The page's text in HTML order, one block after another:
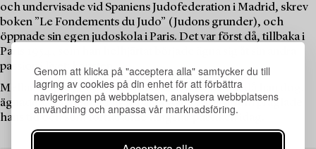
Genom att klicka på "acceptera alla" samtycker du till
lagring av cookies på din enhet för att förbättra
navigeringen på webbplatsen, analysera webbplatsens
användning och anpassa vår marknadsföring.
och undervisade vid Spaniens Judofederation i Madrid, skrev
boken ”Le Fondements du Judo” (Judons grunder), och
öppnade sin egen judoskola i Paris. Det var först då, tillbaka i
Paris 1954, som han helhjärtat började ägna sig åt sin andra
passion i livet; konsten.
Mellan maj 1954 och den 6 juni 1962, det datum då han dog,
ägnade Yves Klein sitt liv åt banbrytande konst som präglade
hans tid och som fortfarande fängslar publiken idag.